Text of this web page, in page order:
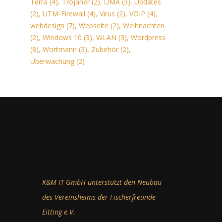
(2), UTM-Firewall (4), Virus (2), VOIP (4),
webdesign (7), Webseite (2), Weihnachten
(2), Windows 10 (3), WLAN (3), Wordpress
(8), Wortmann (3), Zubehör(2),
Überwachung(2)
K&M IT GmbH unterstützt den Neubau
des Vereinsheims der Fischerfreunde
Eitting e.V.